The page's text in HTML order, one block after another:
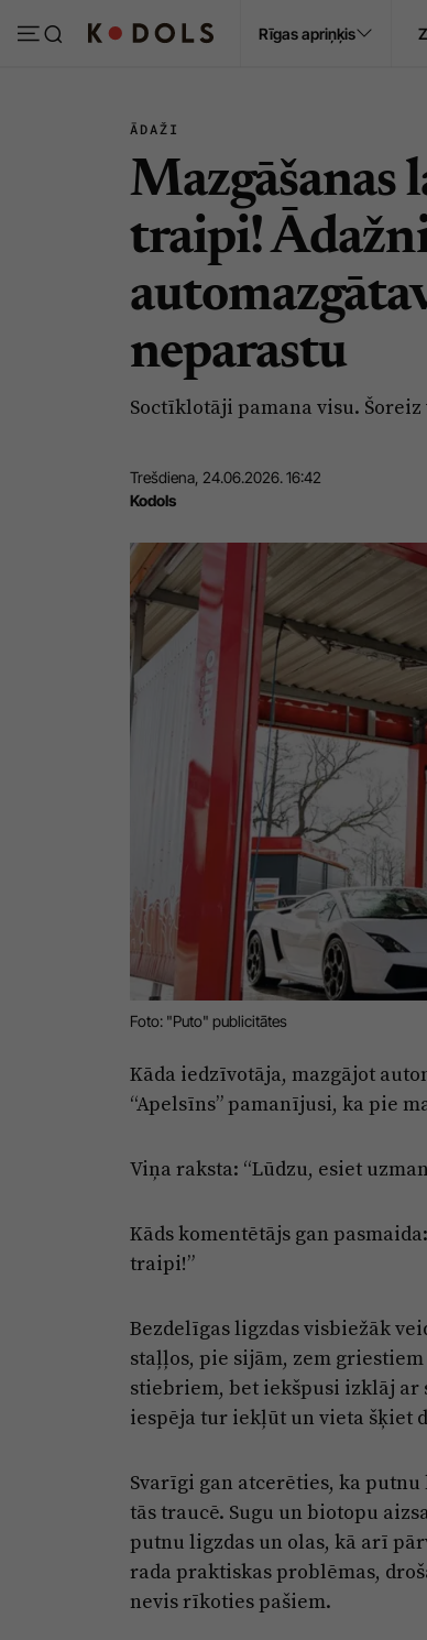
Rīgas apriņķis
ĀDAŽI
Mazgāšanas
traipi!
neparastu
Soctīklotāji pamana visu.
Trešdiena, 24.06.2026. 16:42
Kodols
Foto: "Puto" publicitātes
Kāda iedzīvotāja, mazgājot
“Apelsīns” pamanījusi, ka pie
Viņa raksta: “Lūdzu, esiet
Kāds komentētājs gan
traipi!”
Bezdelīgas ligzdas visbiežāk
staļļos, pie sijām, zem
stiebriem, bet iekšpusi izklāj ar
iespēja tur iekļūt un vieta šķiet
Svarīgi gan atcerēties, ka
tās traucē. Sugu un biotopu
putnu ligzdas un olas, kā arī
rada praktiskas problēmas,
nevis rīkoties pašiem.